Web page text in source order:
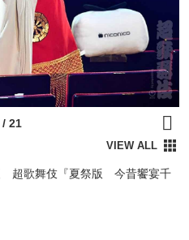
超歌舞伎『夏祭版 今昔饗宴千